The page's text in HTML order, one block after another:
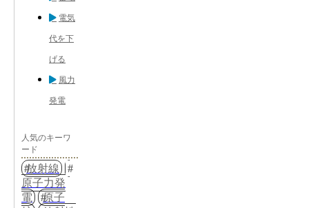
電気
代を下
げる
風力
発電
人気のキーワ
ード
放射線
原子力発
電
原子